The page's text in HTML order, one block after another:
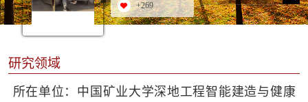
+269
研究领域
所在单位：中国矿业大学深地工程智能建造与健康